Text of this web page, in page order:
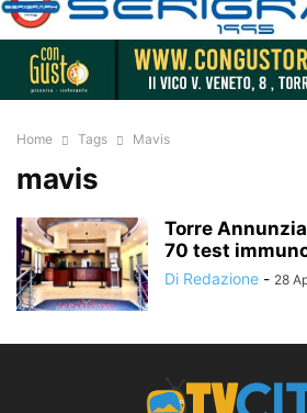
Home Tags Mavis
mavis
Torre
70 test
Di Redazione - 28